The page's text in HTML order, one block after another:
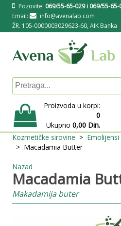
Pozovite: 069/55-65-029 i 069/55-65-
Email:
info@avenalab.com
ŽR. 105-0000003029623-60, AIK Banka
Proizvoda u korpi:
0
Ukupno 0,00 Din.
Kozmetičke sirovine Emolijensi
Macadamia Butter
Nazad
Macadamia
Makadamija buter